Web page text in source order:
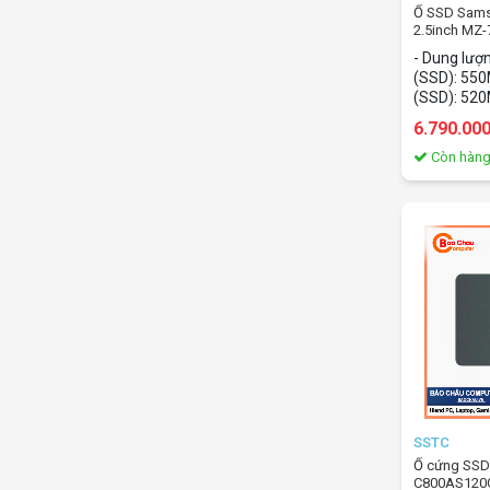
Ổ SSD
2.5inch MZ-
550MB/s /
- Dung
(SSD):
(SSD):
2.5Inch
Còn hàng
SSTC
Ổ cứng